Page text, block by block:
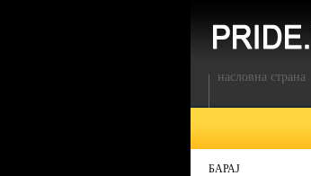
насловна страна
БАРАЈ